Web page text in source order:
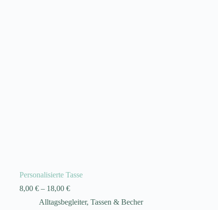
Personalisierte Tasse
8,00 € – 18,00 €
Alltagsbegleiter, Tassen & Becher